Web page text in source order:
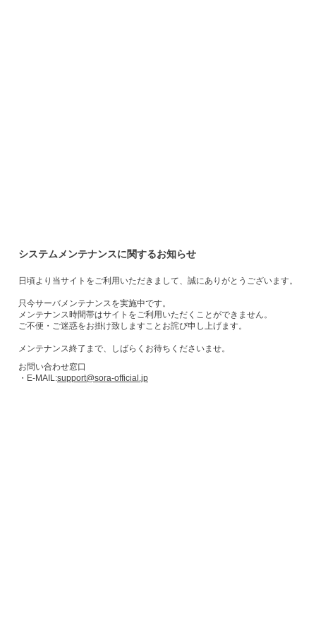
システムメンテナンスに関するお知らせ
日頃より当サイトをご利用いただきまして、誠にありがとうございます。
只今サーバメンテナンスを実施中です。
メンテナンス時間帯はサイトをご利用いただくことができません。
ご不便・ご迷惑をお掛け致しますことお詫び申し上げます。
メンテナンス終了まで、しばらくお待ちくださいませ。
お問い合わせ窓口
・E-MAIL:support@sora-official.jp